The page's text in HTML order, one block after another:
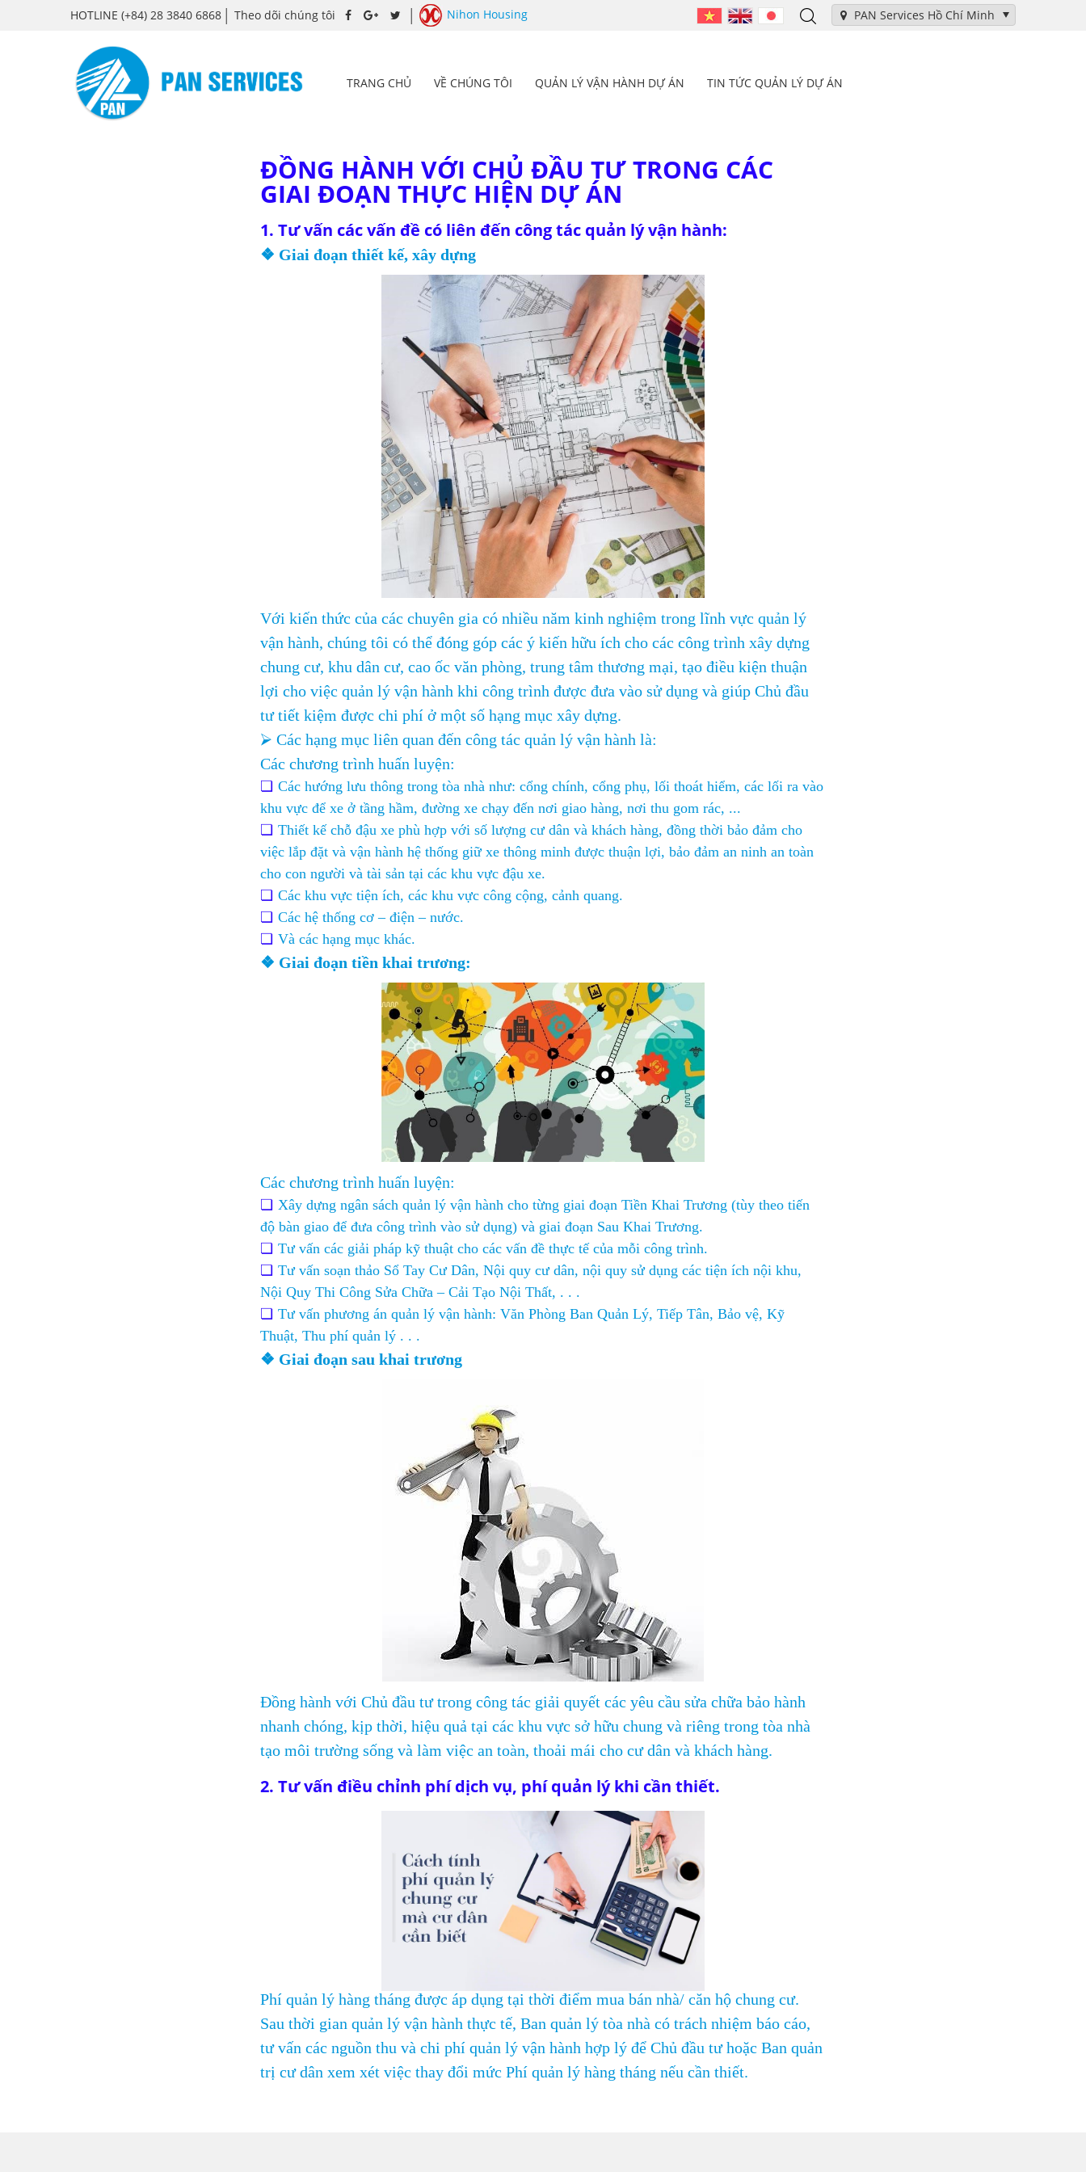
HOTLINE (+84) 28 3840 6868 Theo dõi chúng tôi Nihon Housing PAN Services Hồ Chí Minh
TRANG CHỦ VỀ CHÚNG TÔI QUẢN LÝ VẬN HÀNH DỰ ÁN TIN TỨC QUẢN LÝ DỰ ÁN
ĐỒNG HÀNH VỚI CHỦ ĐẦU TƯ TRONG CÁC
GIAI ĐOẠN THỰC HIỆN DỰ ÁN
1. Tư vấn các vấn đề có liên đến công tác quản lý vận hành:
❖ Giai đoạn thiết kế, xây dựng
Với kiến thức của các chuyên gia có nhiều năm kinh nghiệm trong lĩnh vực quản lý
vận hành, chúng tôi có thể đóng góp các ý kiến hữu ích cho các công trình xây dựng
chung cư, khu dân cư, cao ốc văn phòng, trung tâm thương mại, tạo điều kiện thuận
lợi cho việc quản lý vận hành khi công trình được đưa vào sử dụng và giúp Chủ đầu
tư tiết kiệm được chi phí ở một số hạng mục xây dựng.
⮚ Các hạng mục liên quan đến công tác quản lý vận hành là:
Các chương trình huấn luyện:
Các hướng lưu thông trong tòa nhà như: cổng chính, cổng phụ, lối thoát hiểm, các lối ra vào
khu vực để xe ở tầng hầm, đường xe chạy đến nơi giao hàng, nơi thu gom rác, ...
Thiết kế chỗ đậu xe phù hợp với số lượng cư dân và khách hàng, đồng thời bảo đảm cho
việc lắp đặt và vận hành hệ thống giữ xe thông minh được thuận lợi, bảo đảm an ninh an toàn
cho con người và tài sản tại các khu vực đậu xe.
Các khu vực tiện ích, các khu vực công cộng, cảnh quang.
Các hệ thống cơ – điện – nước.
Và các hạng mục khác.
❖ Giai đoạn tiền khai trương:
Các chương trình huấn luyện:
Xây dựng ngân sách quản lý vận hành cho từng giai đoạn Tiền Khai Trương (tùy theo tiến
độ bàn giao để đưa công trình vào sử dụng) và giai đoạn Sau Khai Trương.
Tư vấn các giải pháp kỹ thuật cho các vấn đề thực tế của mỗi công trình.
Tư vấn soạn thảo Sổ Tay Cư Dân, Nội quy cư dân, nội quy sử dụng các tiện ích nội khu,
Nội Quy Thi Công Sửa Chữa – Cải Tạo Nội Thất, . . .
Tư vấn phương án quản lý vận hành: Văn Phòng Ban Quản Lý, Tiếp Tân, Bảo vệ, Kỹ
Thuật, Thu phí quản lý . . .
❖ Giai đoạn sau khai trương
Đồng hành với Chủ đầu tư trong công tác giải quyết các yêu cầu sửa chữa bảo hành
nhanh chóng, kịp thời, hiệu quả tại các khu vực sở hữu chung và riêng trong tòa nhà
tạo môi trường sống và làm việc an toàn, thoải mái cho cư dân và khách hàng.
2. Tư vấn điều chỉnh phí dịch vụ, phí quản lý khi cần thiết.
Phí quản lý hàng tháng được áp dụng tại thời điểm mua bán nhà/ căn hộ chung cư.
Sau thời gian quản lý vận hành thực tế, Ban quản lý tòa nhà có trách nhiệm báo cáo,
tư vấn các nguồn thu và chi phí quản lý vận hành hợp lý để Chủ đầu tư hoặc Ban quản
trị cư dân xem xét việc thay đổi mức Phí quản lý hàng tháng nếu cần thiết.